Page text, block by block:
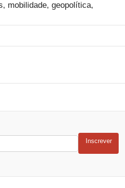
mobilidade, geopolítica,
Inscrever